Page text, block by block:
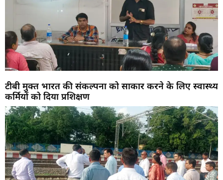
टीबी मुक्त भारत की संकल्पना को साकार करने के लिए स्वास्थ्य
कर्मियों को दिया प्रशिक्षण